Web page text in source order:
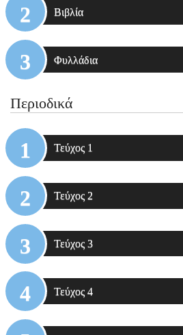
Βιβλία
Φυλλάδια
Περιοδικά
Τεύχος 1
Τεύχος 2
Τεύχος 3
Τεύχος 4